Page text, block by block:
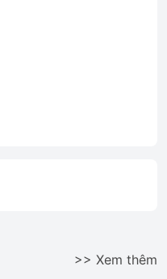
>> Xem thêm